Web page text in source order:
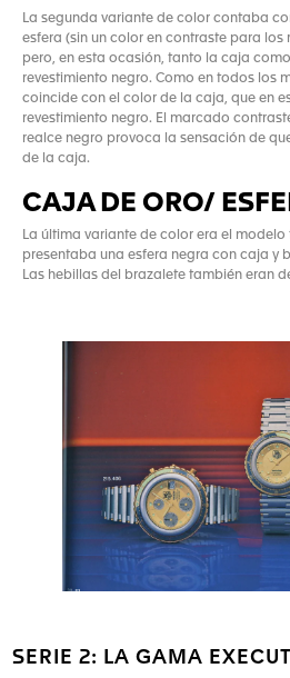
La segunda variante de color contaba
esfera (sin un color en contraste para
pero, en esta ocasión, tanto la caja
revestimiento negro. Como en todos los
coincide con el color de la caja, que en
revestimiento negro. El marcado
realce negro provoca la sensación de
de la caja.
CAJA DE ORO/
La última variante de color era el
presentaba una esfera negra con caja y
Las hebillas del brazalete también eran
SERIE 2: LA GAMA